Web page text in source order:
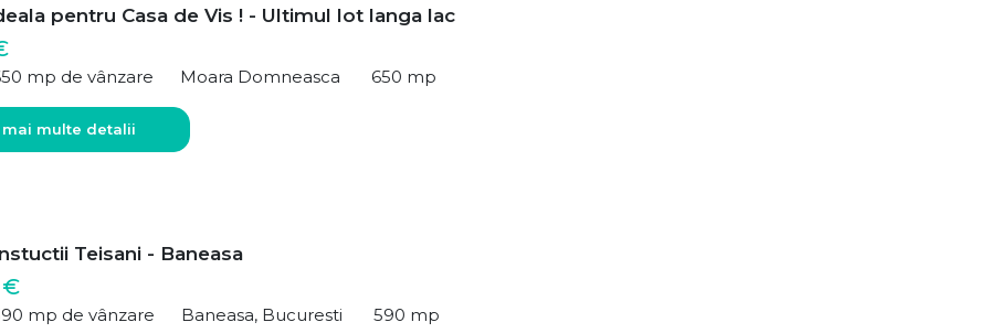
pentru Casa de Vis ! - Ultimul lot langa lac
mp de vânzare Moara Domneasca 650 mp
mai multe detalii
Teisani - Baneasa
€
mp de vânzare Baneasa, Bucuresti 590 mp